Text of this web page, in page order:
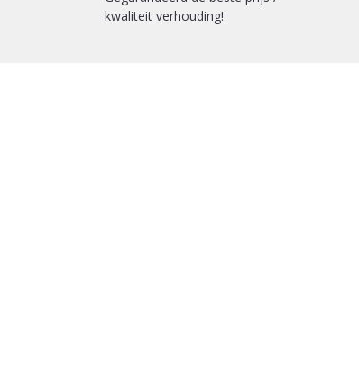
kwaliteit verhouding!